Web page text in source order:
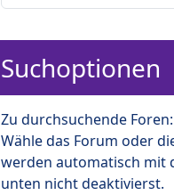
Suchoptionen
Zu durchsuchende Foren:
Wähle das Forum oder
werden automatisch mit
unten nicht deaktivierst.